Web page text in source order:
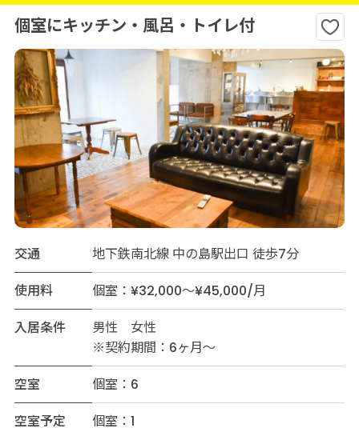
個室にキッチン・風呂・トイレ付
交通
地下鉄南北線 中の島駅出口 徒歩7分
使用料
個室：¥32,000～¥45,000/月
入居条件
男性 女性
※契約期間：6ヶ月〜
空室
個室：6
空室予定
個室：1